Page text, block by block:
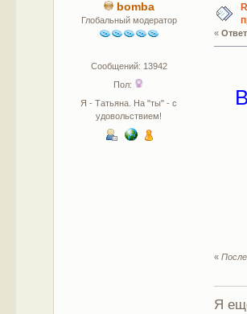
bomba
Глобальный модератор
Сообщений: 13942
Пол:
Я - Татьяна. На "ты" - с
удовольствием!
«
«
Я